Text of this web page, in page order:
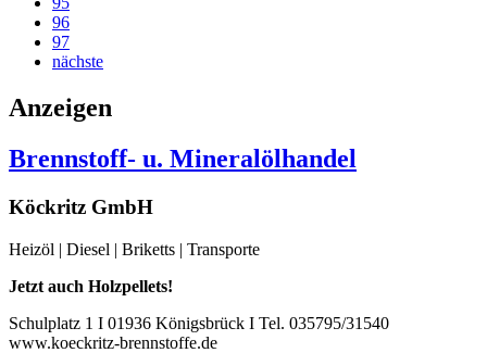
96
97
nächste
Anzeigen
Brennstoff- u. Mineralölhandel
Köckritz GmbH
Heizöl | Diesel | Briketts | Transporte
Jetzt auch Holzpellets!
Schulplatz 1 I 01936 Königsbrück I Tel. 035795/31540
www.koeckritz-brennstoffe.de